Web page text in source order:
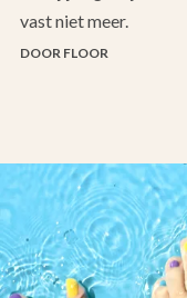
vast niet meer.
DOOR FLOOR